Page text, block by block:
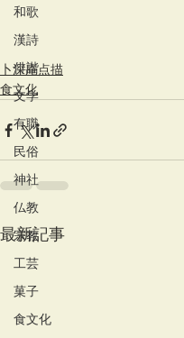
和歌
漢詩
俳諧
文学
有職
民俗
神社
仏教
宗教
工芸
菓子
食文化
卜深庵点描
食文化
最新記事